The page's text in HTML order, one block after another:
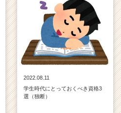
2022.08.11
学生時代にとっておくべき資格3
選（独断）